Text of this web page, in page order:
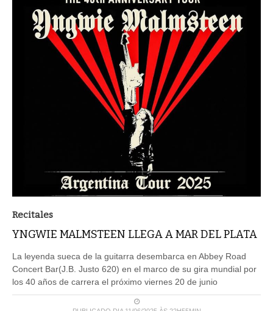
YNGWIE MALMSTEEN LLEGA A MAR DEL PLATA
Concert Bar(J.B. Justo 620) en el marco de su gira mundial por
los 40 años de carrera el próximo viernes 20 de junio
PUBLICADO DIA 11/06/2025 ÀS 22H55MIN